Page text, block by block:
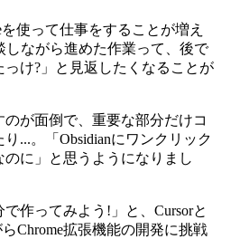
使って仕事をすることが増え
ながら進めた作業って、後で
っけ?」と見返したくなることが
が面倒で、重要な部分だけコ
...。「Obsidianにワンクリック
に」と思うようになりまし
作ってみよう!」と、Cursorと
Chrome拡張機能の開発に挑戦